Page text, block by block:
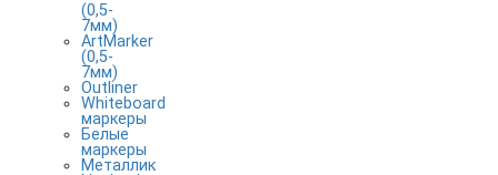
(0,5-
7мм)
ArtMarker
(0,5-
7мм)
Outliner
Whiteboard
маркеры
Белые
маркеры
Металлик